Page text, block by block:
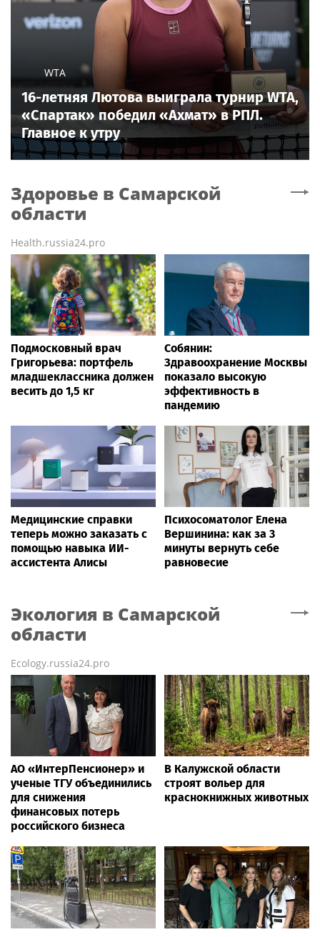
WTA
16-летняя Лютова выиграла турнир WTA,
«Спартак» победил «Ахмат» в РПЛ.
Главное к утру
Здоровье в Самарской
области
Health.russia24.pro
Подмосковный врач
Григорьева: портфель
младшеклассника должен
весить до 1,5 кг
Собянин:
Здравоохранение Москвы
показало высокую
эффективность в
пандемию
Медицинские справки
теперь можно заказать с
помощью навыка ИИ-
ассистента Алисы
Психосоматолог Елена
Вершинина: как за 3
минуты вернуть себе
равновесие
Экология в Самарской
области
Ecology.russia24.pro
АО «ИнтерПенсионер» и
ученые ТГУ объединились
для снижения
финансовых потерь
российского бизнеса
В Калужской области
строят вольер для
краснокнижных животных